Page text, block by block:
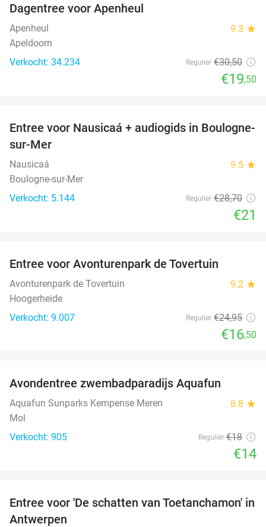
Dagentree voor Apenheul
Apenheul 9.3 star
Apeldoorn
Verkocht: 34.234
Regulier €30,50
€19,50
27%
Entree voor Nausicaá + audiogids in Boulogne-
sur-Mer
Nausicaá 9.5 star
Boulogne-sur-Mer
Verkocht: 5.144
Regulier €28,70
€21
Entree voor Avonturenpark de Tovertuin
Avonturenpark de Tovertuin 9.2 star
Hoogerheide
Verkocht: 9.007
Regulier €24,95
€16,50
Avondentree zwembadparadijs Aquafun
Aquafun Sunparks Kempense Meren 8.8 star
Mol
Verkocht: 905
Regulier €18
€14
15%
Entree voor 'De schatten van Toetanchamon' in
Antwerpen